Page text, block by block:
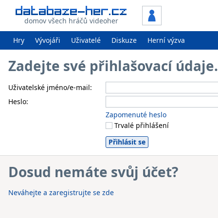
domov všech hráčů videoher
Hry Vývojáři Uživatelé Diskuze Herní výzva
Zadejte své přihlašovací
Uživatelské jméno/e-mail:
Heslo:
Zapomenuté heslo
Trvalé přihlášení
Dosud nemáte svůj účet?
Neváhejte a zaregistrujte se zde